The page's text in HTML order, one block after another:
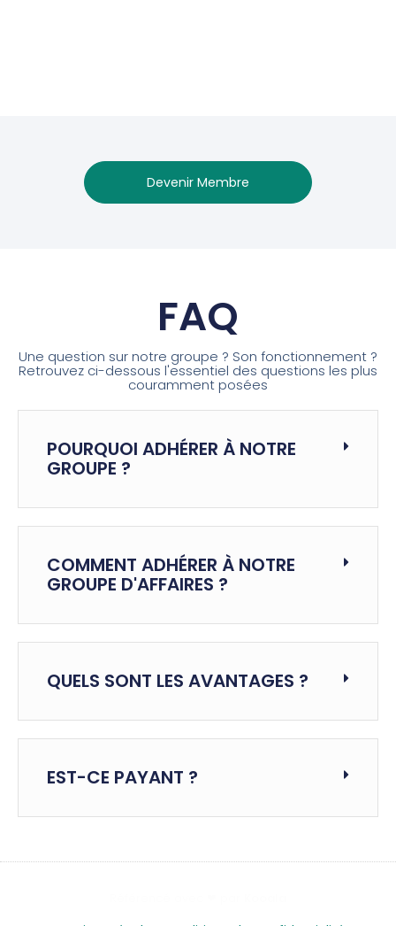
Devenir Membre
FAQ
Une question sur notre groupe ? Son fonctionnement ?
Retrouvez ci-dessous l'essentiel des questions les plus
couramment posées
POURQUOI ADHÉRER À NOTRE
GROUPE ?
COMMENT ADHÉRER À NOTRE
GROUPE D'AFFAIRES ?
QUELS SONT LES AVANTAGES ?
EST-CE PAYANT ?